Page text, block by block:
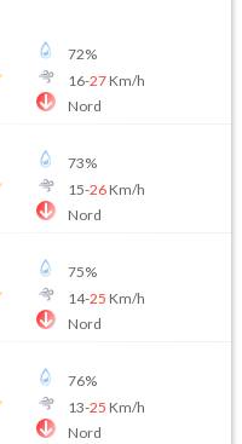
72%
16-27Km/h
Nord
73%
15-26Km/h
Nord
75%
14-25 Km/h
Nord
76%
13-25 Km/h
Nord